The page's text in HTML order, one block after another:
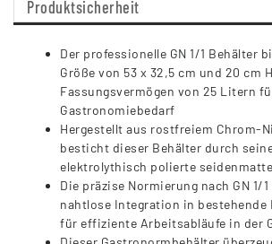
Produktsicherheit
Der professionelle GN 1/1 Behälter
Größe von 53 x 32,5 cm und 20 cm
Fassungsvermögen von 25 Litern
Gastronomiebedarf
Hergestellt aus rostfreiem Chrom-
besticht dieser Behälter durch
elektrolythisch polierte
Die präzise Normierung nach GN 1/
nahtlose Integration in bestehende
für effiziente Arbeitsabläufe in der